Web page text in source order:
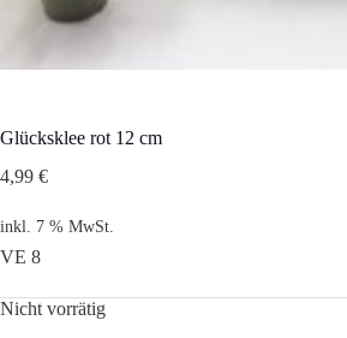
Glücksklee rot 12 cm
4,99 €
inkl. 7 % MwSt.
VE 8
Nicht vorrätig